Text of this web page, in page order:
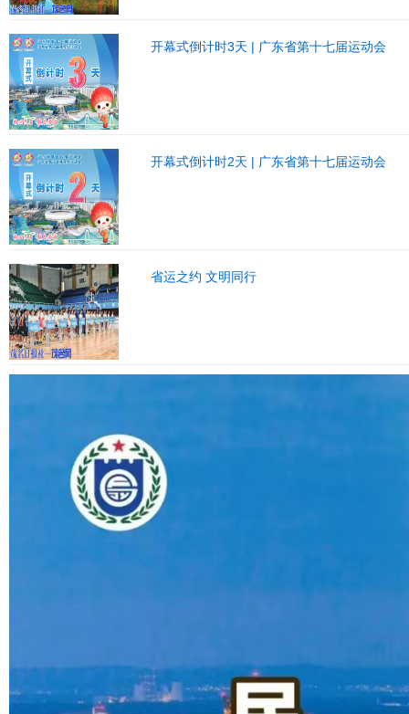
开幕式倒计时3天 | 广东省第十七届运动会
开幕式倒计时2天 | 广东省第十七届运动会
省运之约 文明同行